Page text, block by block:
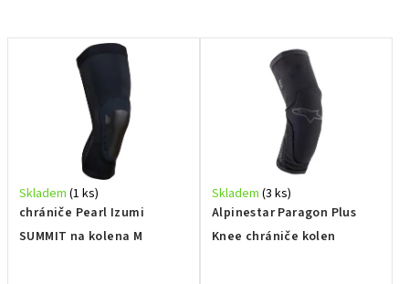
chrániče Pearl Izumi
SUMMIT na kolena M
Skladem (1 ks)
Alpinestar Paragon Plus
Knee chrániče kolen
Skladem (3 ks)